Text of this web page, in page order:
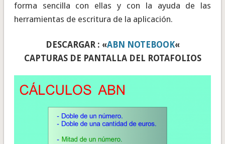
forma sencilla con ellas y con la ayuda de las
herramientas de escritura de la aplicación.
DESCARGAR : «ABN NOTEBOOK«
CAPTURAS DE PANTALLA DEL ROTAFOLIOS